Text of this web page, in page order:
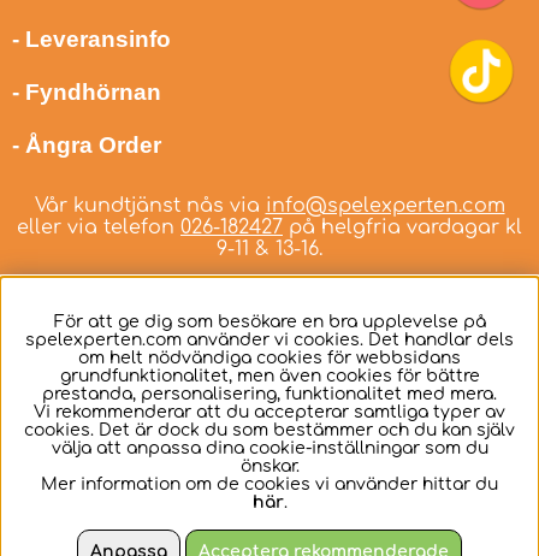
- Leveransinfo
- Fyndhörnan
- Ångra Order
Vår kundtjänst nås via info@spelexperten.com
eller via telefon 026-182427 på helgfria vardagar kl
9-11 & 13-16.
Svenska
För att ge dig som besökare en bra upplevelse på
spelexperten.com använder vi cookies. Det handlar dels
om helt nödvändiga cookies för webbsidans
grundfunktionalitet, men även cookies för bättre
prestanda, personalisering, funktionalitet med mera.
Vi rekommenderar att du accepterar samtliga typer av
cookies. Det är dock du som bestämmer och du kan själv
välja att anpassa dina cookie-inställningar som du
önskar.
Mer information om de cookies vi använder hittar du
här.
Anpassa Acceptera rekommenderade